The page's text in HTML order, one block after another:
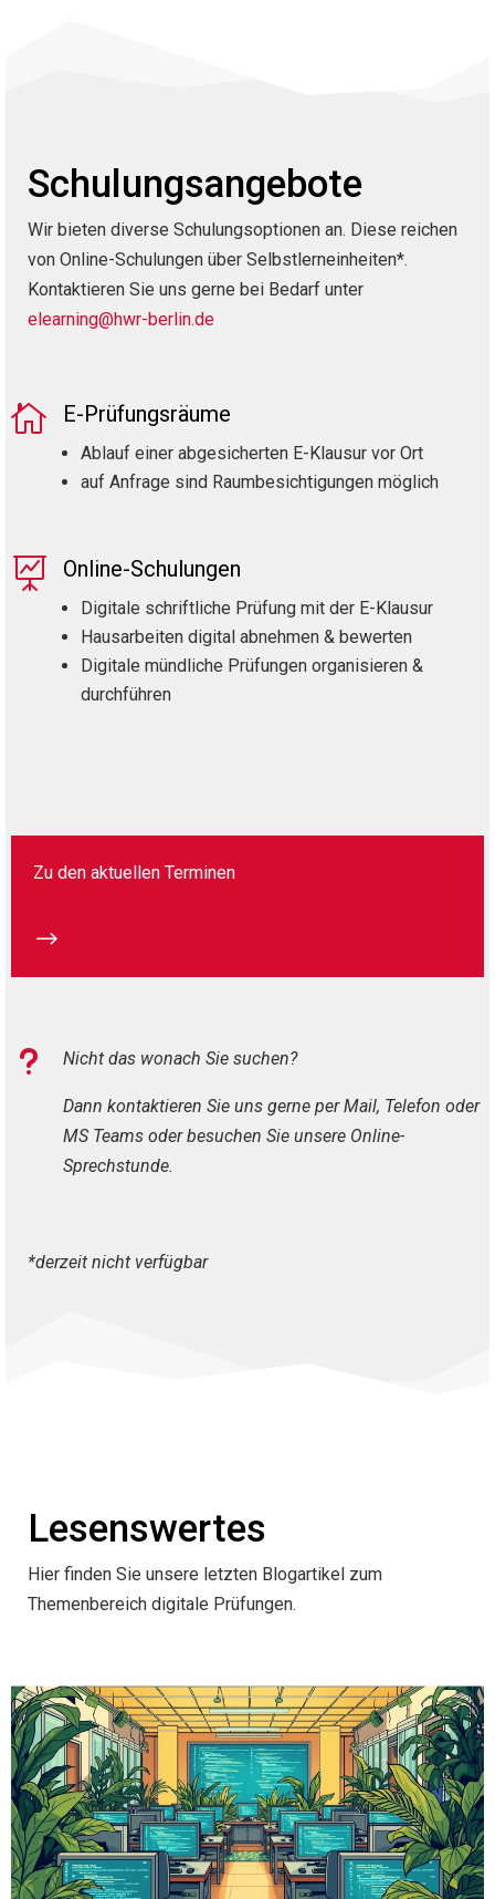
Schulungsangebote
Wir bieten diverse Schulungsoptionen an. Diese reichen
von Online-Schulungen über Selbstlerneinheiten*.
Kontaktieren Sie uns gerne bei Bedarf unter
elearning@hwr-berlin.de
 E-Prüfungsräume
Ablauf einer abgesicherten E-Klausur vor Ort
auf Anfrage sind Raumbesichtigungen möglich
 Online-Schulungen
Digitale schriftliche Prüfung mit der E-Klausur
Hausarbeiten digital abnehmen & bewerten
Digitale mündliche Prüfungen organisieren &
durchführen
Zu den aktuellen Terminen
$
u Nicht das wonach Sie suchen?
Dann kontaktieren Sie uns gerne per Mail, Telefon oder
MS Teams oder besuchen Sie unsere Online-
Sprechstunde.
*derzeit nicht verfügbar
Lesenswertes
Hier finden Sie unsere letzten Blogartikel zum
Themenbereich digitale Prüfungen.